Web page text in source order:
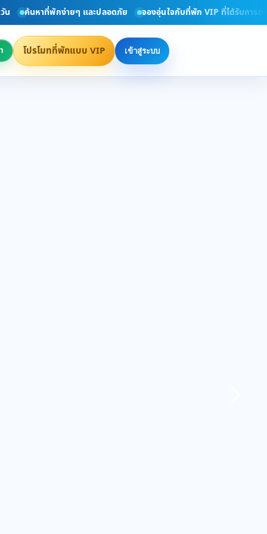
ค้นหาที่พักง่ายๆ และปลอดภัย จองอุ่นใจกับที่พัก VIP ที่ได้รับการตรว
โปรโมทที่พักแบบ VIP เข้าสู่ระบบ